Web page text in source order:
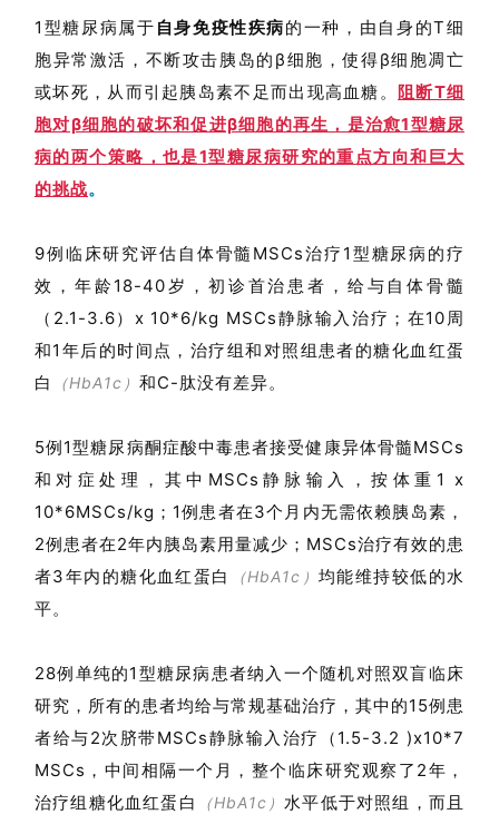
1型糖尿病属于 自身免疫性疾病的一种，由自身的T细
胞异常激活，不断攻击胰岛的β细胞，使得β细胞凋亡
或坏死，从而引起胰岛素不足而出现高血糖。 阻断T细
胞对β细胞的破坏和促进β细胞的再生，是治愈1型糖尿
病的两个策略，也是1型糖尿病研究的重点方向和巨大
的挑战。
9例临床研究评估自体骨髓MSCs治疗1型糖尿病的疗
效，年龄18-40岁，初诊首治患者，给与自体骨髓
（ 2.1-3.6）x 10*6/kg MSCs静脉输入治疗；在10周
和1年后的时间点，治疗组和对照组患者的糖化血红蛋
白
（HbA1c） 和C-肽没有差异。
5例1型糖尿病酮症酸中毒患者接受健康异体骨髓MSCs
和对症处理，其中MSCs静脉输入，按体重1 x
10*6MSCs/kg；1例患者在3个月内无需依赖胰岛素，
2例患者在2年内胰岛素用量减少；MSCs治疗有效的患
者3年内的糖化血红蛋白
（HbA1c）均能维持较低的水
平。
28例单纯的1型糖尿病患者纳入一个随机对照双盲临床
研究，所有的患者均给与常规基础治疗，其中的15例患
者给与2次脐带MSCs静脉输入治疗（1.5-3.2 )x10*7
MSCs，中间相隔一个月，整个临床研究观察了2年，
治疗组糖化血红蛋白
（HbA1c） 水平低于对照组，而且